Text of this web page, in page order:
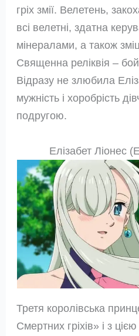
гріх змії. Велетень,
всі велетні, здатна
мінералами, а також
Священна реліквія –
Відразу не злюбила
мужність і хоробрість
подругою.
Елізабет Ліонес
Третя королівська
Смертних гріхів» і з